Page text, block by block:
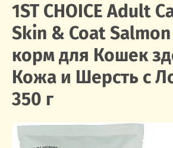
1ST CHOICE Adult
Skin & Coat
корм для Кошек
Кожа и Шерсть с
350 г